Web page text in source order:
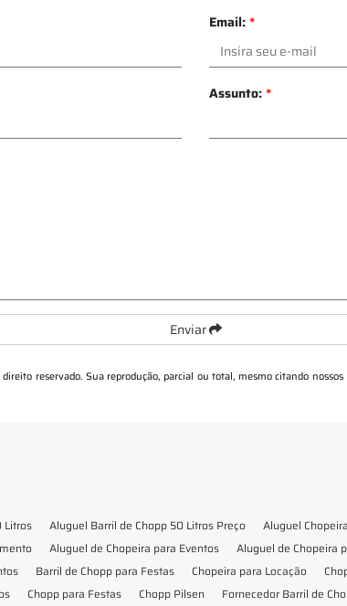
Email:*
Assunto:*
Enviar
direito reservado. Sua reprodução, parcial ou total, mesmo citando
Litros Aluguel Barril de Chopp 50 Litros Preço Aluguel
Aluguel de Chopeira para Eventos Aluguel de Chopeira
Barril de Chopp para Festas Chopeira para Locação
Chopp para Festas Chopp Pilsen Fornecedor Barril de